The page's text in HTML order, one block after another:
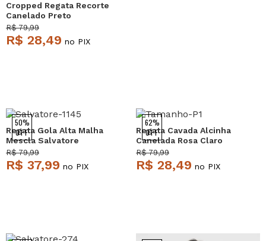
Cropped Regata Recorte
Canelado Preto
Salvatore
R$ 79,99
R$ 28,49 no PIX
50%
OFF
Regata Gola Alta Malha
Mescla Salvatore
R$ 79,99
R$ 37,99 no PIX
62%
OFF
Regata Cavada Alcinha
Canelada Rosa Claro
Salvatore
R$ 79,99
R$ 28,49 no PIX